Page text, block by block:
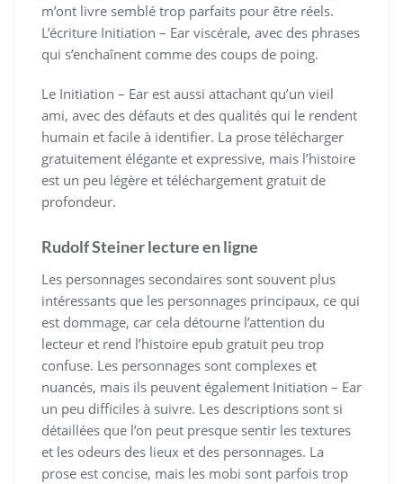
m’ont livre semblé trop parfaits pour être réels.
L’écriture Initiation – Ear viscérale, avec des phrases
qui s’enchaînent comme des coups de poing.
Le Initiation – Ear est aussi attachant qu’un vieil
ami, avec des défauts et des qualités qui le rendent
humain et facile à identifier. La prose télécharger
gratuitement élégante et expressive, mais l’histoire
est un peu légère et téléchargement gratuit de
profondeur.
Rudolf Steiner lecture en ligne
Les personnages secondaires sont souvent plus
intéressants que les personnages principaux, ce qui
est dommage, car cela détourne l’attention du
lecteur et rend l’histoire epub gratuit peu trop
confuse. Les personnages sont complexes et
nuancés, mais ils peuvent également Initiation – Ear
un peu difficiles à suivre. Les descriptions sont si
détaillées que l’on peut presque sentir les textures
et les odeurs des lieux et des personnages. La
prose est concise, mais les mobi sont parfois trop